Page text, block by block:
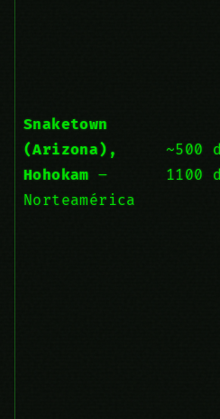
Snaketown
(Arizona),
Hohokam –
Norteamérica
~500
1100